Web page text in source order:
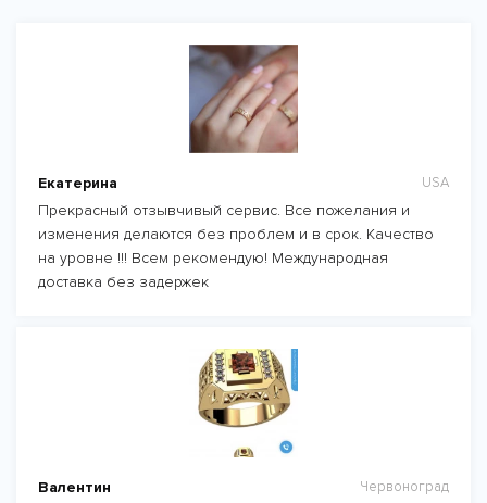
Екатерина USA
Прекрасный отзывчивый сервис. Все пожелания и
изменения делаются без проблем и в срок. Качество
на уровне !!! Всем рекомендую! Международная
доставка без задержек
Валентин Червоноград